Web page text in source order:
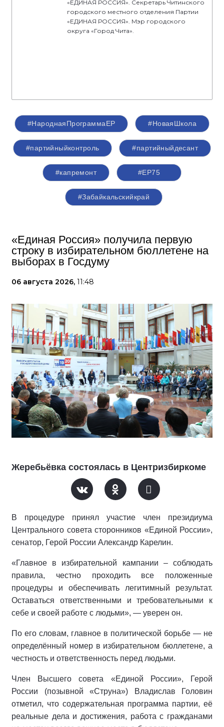
«ЕДИНАЯ РОССИЯ». Секретарь Читинского
городского местного отделения Партии
«ЕДИНАЯ РОССИЯ». Мэр городского
округа «Город Чита».
#НароднаяПрограммаЕР #НоваяШкола
#партийныйконтроль #партийныйдесант
#капремонт #ЕР75
#Забайкальскийкрай
«Единая Россия» получила первую
строку в избирательном бюллетене на
выборах в Госдуму
06 августа 2026, 11:48
Жеребьёвка состоялась в Центризбиркоме
В процедуре принял участие член президиума
Центрального совета сторонников «Единой России»,
сенатор, Герой России Александр Карелин.
«Главное в избирательной кампании – соблюдать
правила, честно проходить все положенные
процедуры и обеспечивать легитимный результат.
Оставаться ответственными и требовательными к
себе и своей работе с людьми», — уверен он.
По его словам, главное в политической борьбе — не
определённый номер в избирательном бюллетене, а
честность и ответственность перед людьми.
Член Высшего совета «Единой России», Герой
России (позывной «Струна») Владислав Головин
отметил, что содержательная программа партии, её
реальные дела и достижения, работа с гражданами